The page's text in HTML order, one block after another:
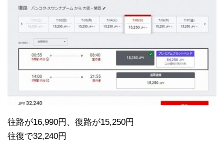
往路が16,990円、復路が15,250円
往復で32,240円